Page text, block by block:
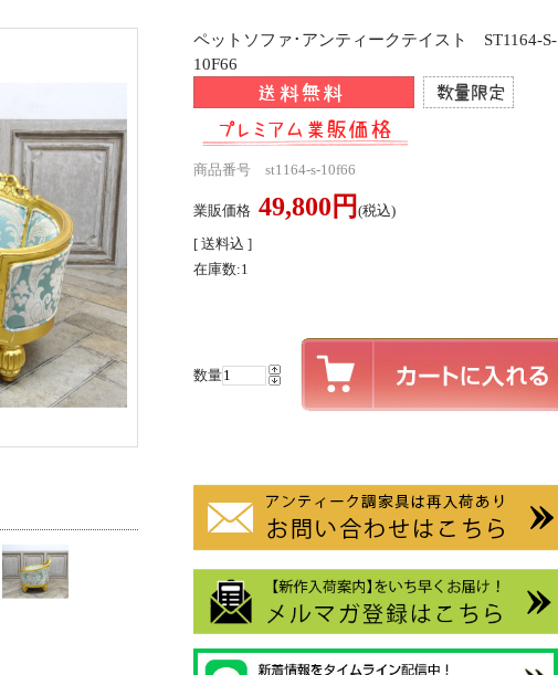
ペットソファ･アンティークテイスト ST1164-S-
10F66
商品番号 st1164-s-10f66
業販価格 49,800円 (税込)
[ 送料込 ]
在庫数:1
数量